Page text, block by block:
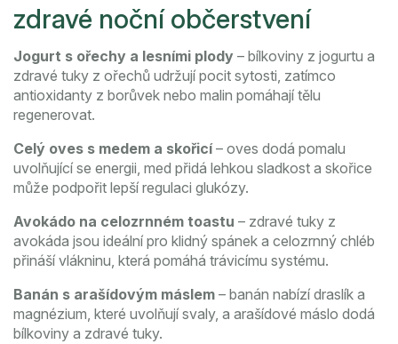
zdravé noční občerstvení
Jogurt s ořechy a lesními plody – bílkoviny z jogurtu a
zdravé tuky z ořechů udržují pocit sytosti, zatímco
antioxidanty z borůvek nebo malin pomáhají tělu
regenerovat.
Celý oves s medem a skořicí– oves dodá pomalu
uvolňující se energii, med přidá lehkou sladkost a skořice
může podpořit lepší regulaci glukózy.
Avokádo na celozrnném toastu – zdravé tuky z
avokáda jsou ideální pro klidný spánek a celozrnný chléb
přináší vlákninu, která pomáhá trávicímu systému.
Banán s arašídovým máslem – banán nabízí draslík a
magnézium, které uvolňují svaly, a arašídové máslo dodá
bílkoviny a zdravé tuky.